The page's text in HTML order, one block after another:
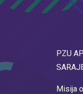
PZU
Misija